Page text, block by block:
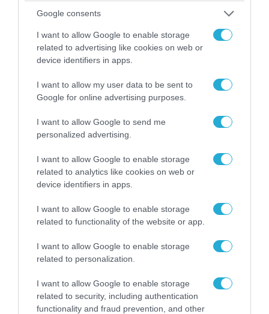
Google consents
I want to allow Google to enable storage
related to advertising like cookies on web or
device identifiers in apps.
I want to allow my user data to be sent to
Google for online advertising purposes.
I want to allow Google to send me
personalized advertising.
I want to allow Google to enable storage
related to analytics like cookies on web or
device identifiers in apps.
I want to allow Google to enable storage
related to functionality of the website or app.
I want to allow Google to enable storage
related to personalization.
I want to allow Google to enable storage
related to security, including authentication
functionality and fraud prevention, and other
Ο Γιάννης Αλαφούζος «τέλειωσε» τον
Κωνσταντίνο Ζούλα από τον ΣΚΑΪ – Ο λόγος της